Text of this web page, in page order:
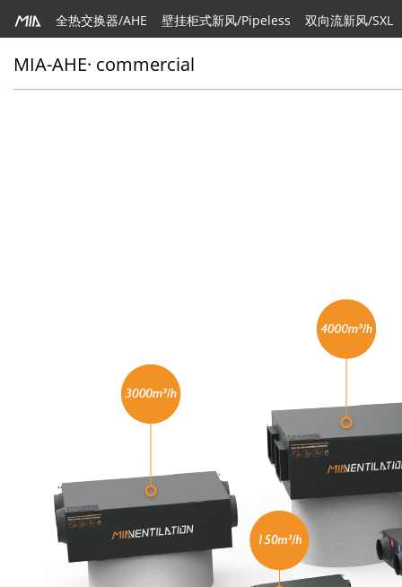
全热交换器/AHE 壁挂柜式新风/Pipeless 双向流新风/SXL
MIA-AHE· commercial